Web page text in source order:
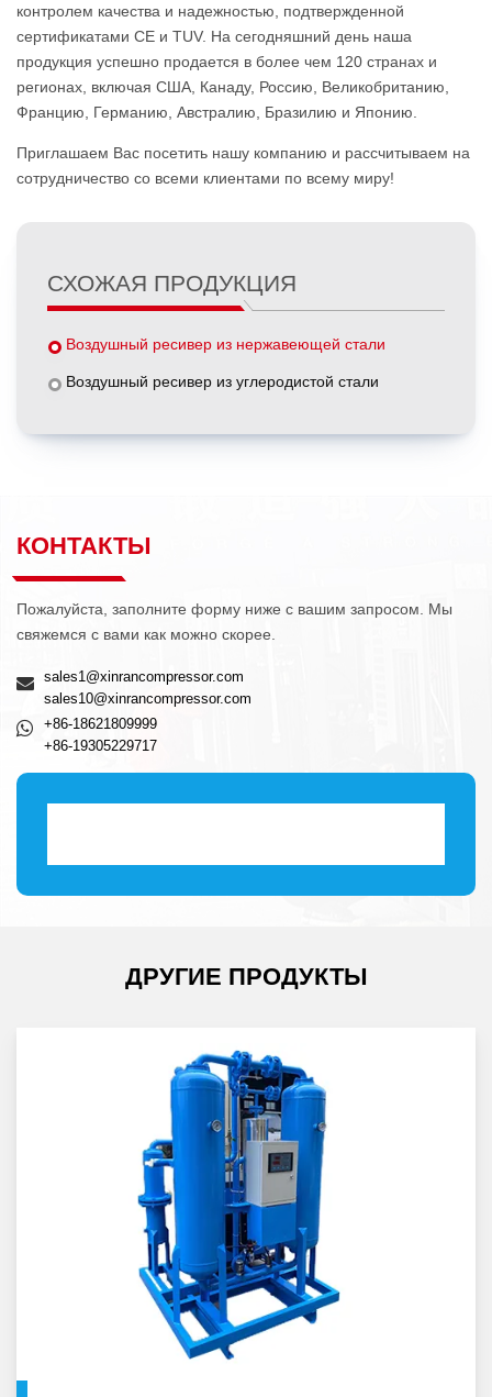
контролем качества и надежностью, подтвержденной
сертификатами CE и TUV. На сегодняшний день наша
продукция успешно продается в более чем 120 странах и
регионах, включая США, Канаду, Россию, Великобританию,
Францию, Германию, Австралию, Бразилию и Японию.
Приглашаем Вас посетить нашу компанию и рассчитываем на
сотрудничество со всеми клиентами по всему миру!
СХОЖАЯ ПРОДУКЦИЯ
Воздушный ресивер из нержавеющей стали
Воздушный ресивер из углеродистой стали
КОНТАКТЫ
Пожалуйста, заполните форму ниже с вашим запросом. Мы
свяжемся с вами как можно скорее.
sales1@xinrancompressor.com
sales10@xinrancompressor.com
+86-18621809999
+86-19305229717
ДРУГИЕ ПРОДУКТЫ